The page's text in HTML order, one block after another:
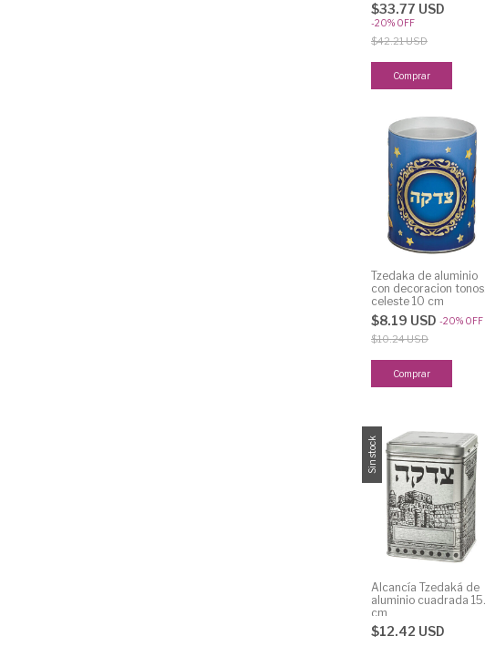
$33.77 USD
-20% OFF
$42.21 USD
Tzedaka de aluminio
con decoracion tonos
celeste 10 cm
$8.19 USD -20% OFF
$10.24 USD
Sin stock
Alcancía Tzedaká de
aluminio cuadrada 15
cm
$12.42 USD